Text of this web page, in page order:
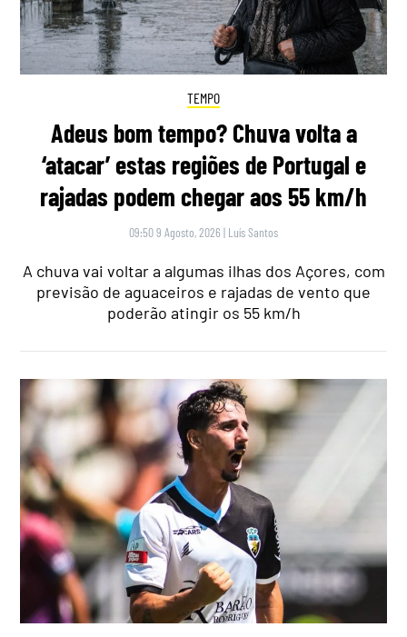
TEMPO
Adeus bom tempo? Chuva volta a
‘atacar’ estas regiões de Portugal e
rajadas podem chegar aos 55 km/h
09:50 9 Agosto, 2026 | Luís Santos
A chuva vai voltar a algumas ilhas dos Açores, com
previsão de aguaceiros e rajadas de vento que
poderão atingir os 55 km/h